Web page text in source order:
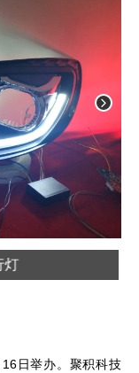
灯
日举办。聚积科技